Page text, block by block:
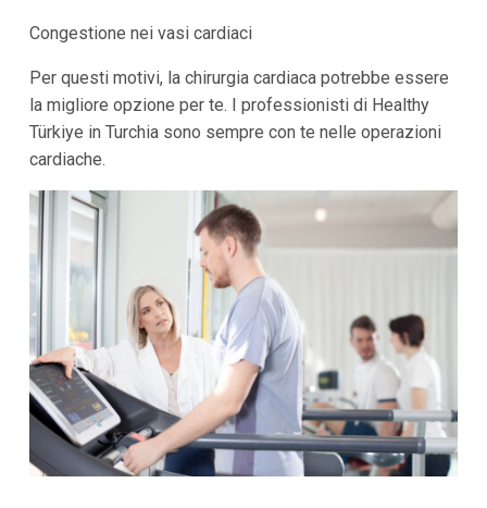
Congestione nei vasi cardiaci
Per questi motivi, la chirurgia cardiaca potrebbe essere
la migliore opzione per te. I professionisti di Healthy
Türkiye in Turchia sono sempre con te nelle operazioni
cardiache.